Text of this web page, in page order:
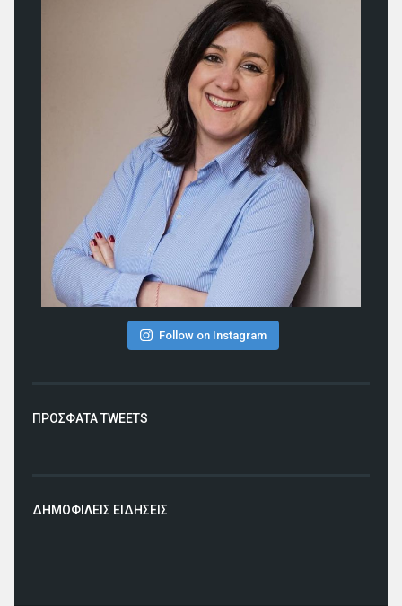
Follow on Instagram
ΠΡΟΣΦΑΤΑ TWEETS
ΔΗΜΟΦΙΛΕΙΣ ΕΙΔΗΣΕΙΣ